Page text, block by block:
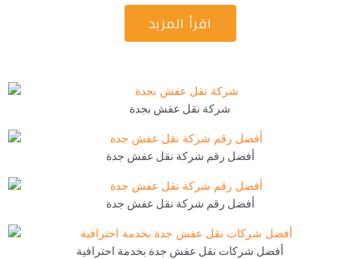
اقرأ المزيد
شركة نقل عفش بجدة
أفضل رقم شركة نقل عفش جدة
أفضل رقم شركة نقل عفش جدة
أفضل شركات نقل عفش جدة بخدمة احترافية